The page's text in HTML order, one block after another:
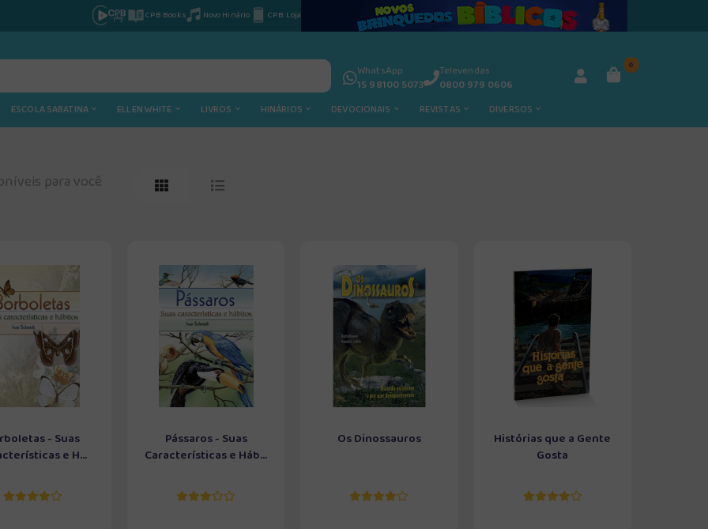
CPB Books Novo Hinário CPB Loja
WhatsApp
15 98100 5073
Televendas
0800 979 0606
0
ESCOLA SABATINA ELLEN WHITE LIVROS HINÁRIOS DEVOCIONAIS REVISTAS DIVERSOS
para você
- Suas
e H...
Pássaros - Suas
Características e Háb...
Os Dinossauros
Histórias que a Gente
Gosta